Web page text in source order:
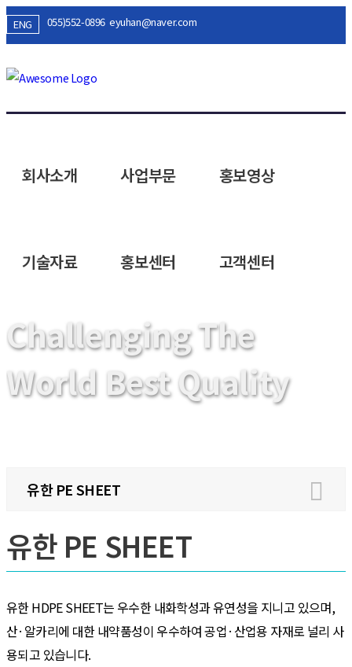
ENG 055)552-0896 eyuhan@naver.com
회사소개 사업부문 홍보영상
기술자료 홍보센터 고객센터
Challenging The
World Best Quality
유한 PE SHEET
유한 PE SHEET
유한 HDPE SHEET는 우수한 내화학성과 유연성을 지니고 있으며,
산·알카리에 대한 내약품성이 우수하여 공업·산업용 자재로 널리 사
용되고 있습니다.